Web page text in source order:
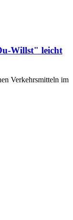
Willst" leicht
Verkehrsmitteln im